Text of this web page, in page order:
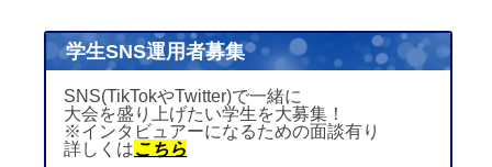
学生SNS運用者募集
SNS(TikTokやTwitter)で一緒に
大会を盛り上げたい学生を大募集！
※インタビュアーになるための面談有り
詳しくはこちら